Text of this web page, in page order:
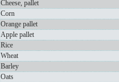
Cheese, pallet
Corn
Orange pallet
Apple pallet
Rice
Wheat
Barley
Oats